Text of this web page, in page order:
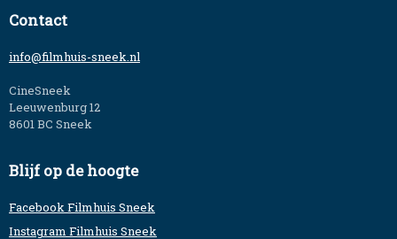
Contact
info@filmhuis-sneek.nl
CineSneek
Leeuwenburg 12
8601 BC Sneek
Blijf op de hoogte
Facebook Filmhuis Sneek
Instagram Filmhuis Sneek